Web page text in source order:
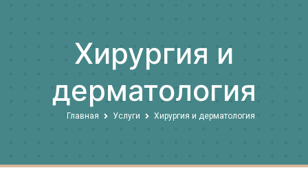
Хирургия и
дерматология
Главная Услуги Хирургия и дерматология